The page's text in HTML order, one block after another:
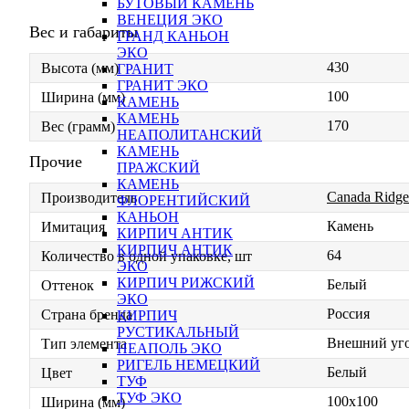
БУТОВЫЙ КАМЕНЬ
ВЕНЕЦИЯ ЭКО
ГРАНД КАНЬОН
ЭКО
ГРАНИТ
ГРАНИТ ЭКО
КАМЕНЬ
КАМЕНЬ
НЕАПОЛИТАНСКИЙ
КАМЕНЬ
ПРАЖСКИЙ
КАМЕНЬ
ФЛОРЕНТИЙСКИЙ
КАНЬОН
КИРПИЧ АНТИК
КИРПИЧ АНТИК
ЭКО
КИРПИЧ РИЖСКИЙ
ЭКО
КИРПИЧ
РУСТИКАЛЬНЫЙ
НЕАПОЛЬ ЭКО
РИГЕЛЬ НЕМЕЦКИЙ
ТУФ
ТУФ ЭКО
Вес и габариты
Высота (мм)
430
Ширина (мм)
100
Вес (грамм)
170
Прочие
Производитель
Canada Ridge
Имитация
Камень
Количество в одной упаковке, шт
64
Оттенок
Белый
Страна бренда
Россия
Тип элемента
Внешний
Цвет
Белый
Ширина (мм)
100х100